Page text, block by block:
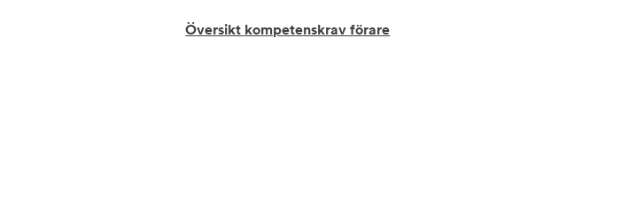
Översikt kompetenskrav förare